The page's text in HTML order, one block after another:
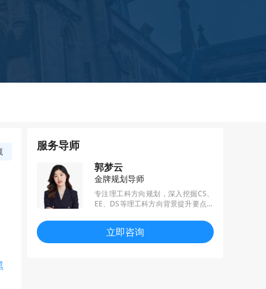
服务导师
郭梦云
金牌规划导师
专注理工科方向规划，深入挖掘CS、
EE、DS等理工科方向背景提升要点，
带学员于规划期发表SCI、EI等多类核
心期刊论文，获得国赛、ACM程序设
计大赛、iGEM 国际基因工程机器大赛
立即咨询